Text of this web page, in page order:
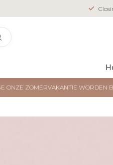
ONZE ZOMERVAKANTIE WORDEN